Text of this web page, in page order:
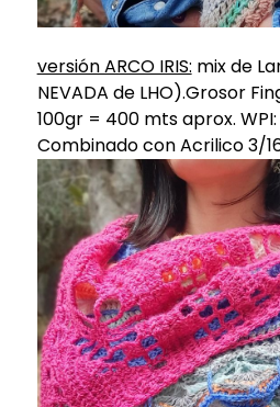
versión ARCO IRIS: mix de
NEVADA de LHO).Grosor
100gr = 400 mts aprox. WPI:
Combinado con Acrilico 3/